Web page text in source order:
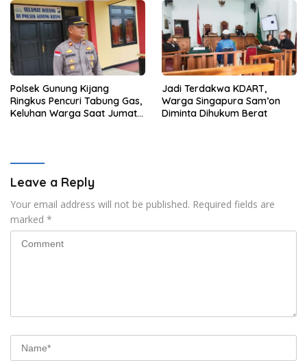
Polsek Gunung Kijang
Ringkus Pencuri Tabung Gas,
Keluhan Warga Saat Jumat
Jadi Terdakwa KDART,
Warga Singapura Sam’on
Diminta Dihukum Berat
Leave a Reply
Your email address will not be published. Required fields are
marked *